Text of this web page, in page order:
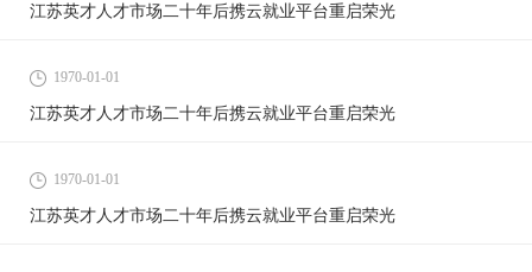
江苏英才人才市场二十年后携云就业平台重启荣光
1970-01-01
江苏英才人才市场二十年后携云就业平台重启荣光
1970-01-01
江苏英才人才市场二十年后携云就业平台重启荣光